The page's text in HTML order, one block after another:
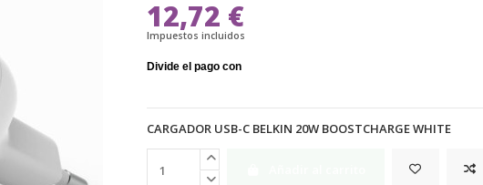
12,72 €
Impuestos incluidos
CARGADOR USB-C BELKIN 20W BOOSTCHARGE WHITE